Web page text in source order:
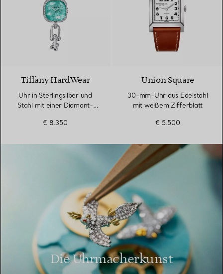
Tiffany HardWear
Uhr in Sterlingsilber und
Stahl mit einer Diamant-
€ 8.350
Union Square
30-mm-Uhr aus Edelstahl
mit weißem Zifferblatt
€ 5.500
Die Uhrmacherkunst